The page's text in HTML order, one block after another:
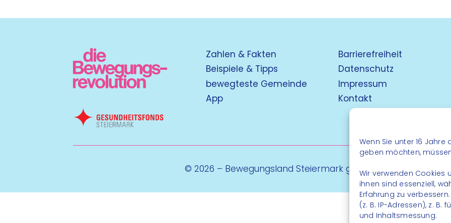
Wenn Sie unter 16
geben möchten,
Wir verwenden Cookies
ihnen sind essenziell,
Erfahrung zu
(z. B. IP-Adressen), z.
und Inhaltsmessung.
Zahlen & Fakten
Beispiele & Tipps
bewegteste Gemeinde
App
Barrierefreiheit
Datenschutz
Impressum
Kontakt
© 2026 – Bewegungsland Steiermark gGmbH - Alle Rechte